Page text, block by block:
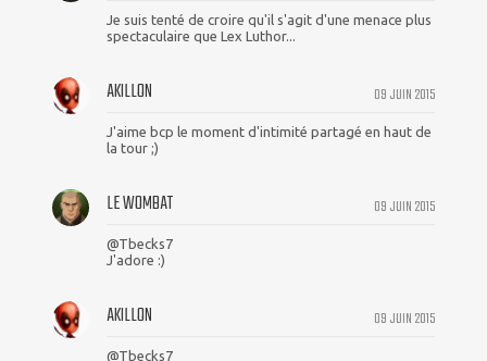
Je suis tenté de croire qu'il s'agit d'une menace plus
spectaculaire que Lex Luthor...
09 JUIN 2015
AKILLON
J'aime bcp le moment d'intimité partagé en haut de
la tour ;)
09 JUIN 2015
LE WOMBAT
@Tbecks7
J'adore :)
09 JUIN 2015
AKILLON
@Tbecks7